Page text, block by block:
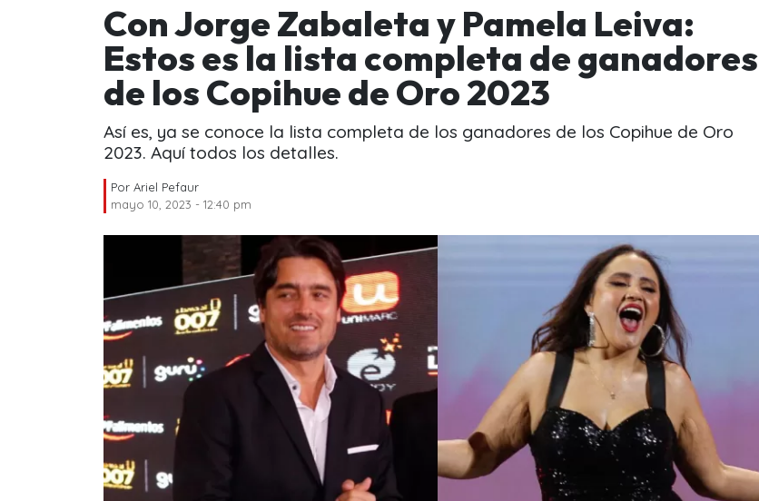
Con Jorge Zabaleta y Pamela Leiva:
Estos es la lista completa de ganadores
de los Copihue de Oro 2023
Así es, ya se conoce la lista completa de los ganadores de los Copihue de Oro
2023. Aquí todos los detalles.
Por Ariel Pefaur
mayo 10, 2023 - 12:40 pm